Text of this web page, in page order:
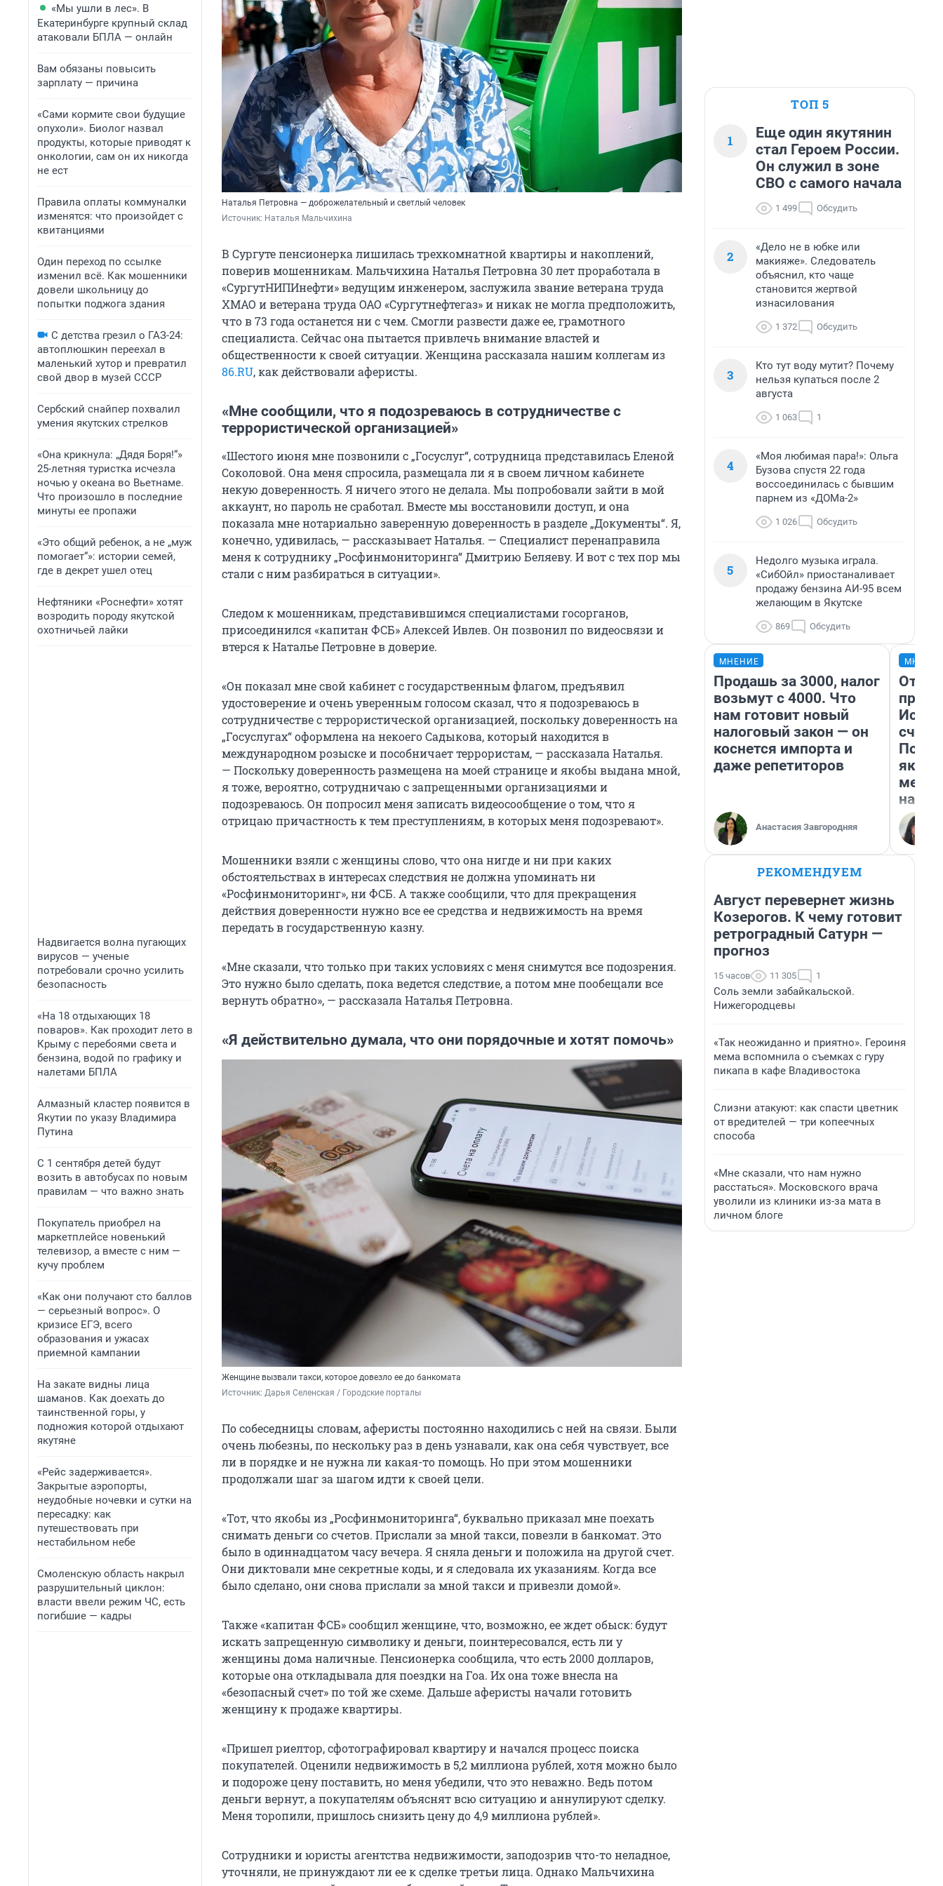
«Мы ушли в лес». В
Екатеринбурге крупный склад
атаковали БПЛА — онлайн
Вам обязаны повысить
зарплату — причина
«Сами кормите свои будущие
опухоли». Биолог назвал
продукты, которые приводят к
онкологии, сам он их никогда
не ест
Правила оплаты коммуналки
изменятся: что произойдет с
квитанциями
Один переход по ссылке
изменил всё. Как мошенники
довели школьницу до
попытки поджога здания
С детства грезил о ГАЗ-24:
автоплюшкин переехал в
маленький хутор и превратил
свой двор в музей СССР
Сербский снайпер похвалил
умения якутских стрелков
«Она крикнула: „Дядя Боря!“»
25-летняя туристка исчезла
ночью у океана во Вьетнаме.
Что произошло в последние
минуты ее пропажи
«Это общий ребенок, а не „муж
помогает“»: истории семей,
где в декрет ушел отец
Нефтяники «Роснефти» хотят
возродить породу якутской
охотничьей лайки
Надвигается волна пугающих
вирусов — ученые
потребовали срочно усилить
безопасность
«На 18 отдыхающих 18
поваров». Как проходит лето в
Крыму с перебоями света и
бензина, водой по графику и
налетами БПЛА
Алмазный кластер появится в
Якутии по указу Владимира
Путина
С 1 сентября детей будут
возить в автобусах по новым
правилам — что важно знать
Покупатель приобрел на
маркетплейсе новенький
телевизор, а вместе с ним —
кучу проблем
«Как они получают сто баллов
— серьезный вопрос». О
кризисе ЕГЭ, всего
образования и ужасах
приемной кампании
На закате видны лица
шаманов. Как доехать до
таинственной горы, у
подножия которой отдыхают
якутяне
«Рейс задерживается».
Закрытые аэропорты,
неудобные ночевки и сутки на
пересадку: как
путешествовать при
нестабильном небе
Смоленскую область накрыл
разрушительный циклон:
власти ввели режим ЧС, есть
погибшие — кадры
Наталья Петровна — доброжелательный и светлый человек
Источник: Наталья Мальчихина
В Сургуте пенсионерка лишилась трехкомнатной квартиры и накоплений,
поверив мошенникам. Мальчихина Наталья Петровна 30 лет проработала в
«СургутНИПИнефти» ведущим инженером, заслужила звание ветерана труда
ХМАО и ветерана труда ОАО «Сургутнефтегаз» и никак не могла предположить,
что в 73 года останется ни с чем. Смогли развести даже ее, грамотного
специалиста. Сейчас она пытается привлечь внимание властей и
общественности к своей ситуации. Женщина рассказала нашим коллегам из
86.RU, как действовали аферисты.
«Мне сообщили, что я подозреваюсь в сотрудничестве с
террористической организацией»
«Шестого июня мне позвонили с „Госуслуг“, сотрудница представилась Еленой
Соколовой. Она меня спросила, размещала ли я в своем личном кабинете
некую доверенность. Я ничего этого не делала. Мы попробовали зайти в мой
аккаунт, но пароль не сработал. Вместе мы восстановили доступ, и она
показала мне нотариально заверенную доверенность в разделе „Документы“. Я,
конечно, удивилась, — рассказывает Наталья. — Специалист перенаправила
меня к сотруднику „Росфинмониторинга“ Дмитрию Беляеву. И вот с тех пор мы
стали с ним разбираться в ситуации».
Следом к мошенникам, представившимся специалистами госорганов,
присоединился «капитан ФСБ» Алексей Ивлев. Он позвонил по видеосвязи и
втерся к Наталье Петровне в доверие.
«Он показал мне свой кабинет с государственным флагом, предъявил
удостоверение и очень уверенным голосом сказал, что я подозреваюсь в
сотрудничестве с террористической организацией, поскольку доверенность на
„Госуслугах“ оформлена на некоего Садыкова, который находится в
международном розыске и пособничает террористам, — рассказала Наталья.
— Поскольку доверенность размещена на моей странице и якобы выдана мной,
я тоже, вероятно, сотрудничаю с запрещенными организациями и
подозреваюсь. Он попросил меня записать видеосообщение о том, что я
отрицаю причастность к тем преступлениям, в которых меня подозревают».
Мошенники взяли с женщины слово, что она нигде и ни при каких
обстоятельствах в интересах следствия не должна упоминать ни
«Росфинмониторинг», ни ФСБ. А также сообщили, что для прекращения
действия доверенности нужно все ее средства и недвижимость на время
передать в государственную казну.
«Мне сказали, что только при таких условиях с меня снимутся все подозрения.
Это нужно было сделать, пока ведется следствие, а потом мне пообещали все
вернуть обратно», — рассказала Наталья Петровна.
«Я действительно думала, что они порядочные и хотят помочь»
Женщине вызвали такси, которое довезло ее до банкомата
Источник: Дарья Селенская / Городские порталы
По собеседницы словам, аферисты постоянно находились с ней на связи. Были
очень любезны, по нескольку раз в день узнавали, как она себя чувствует, все
ли в порядке и не нужна ли какая-то помощь. Но при этом мошенники
продолжали шаг за шагом идти к своей цели.
«Тот, что якобы из „Росфинмониторинга“, буквально приказал мне поехать
снимать деньги со счетов. Прислали за мной такси, повезли в банкомат. Это
было в одиннадцатом часу вечера. Я сняла деньги и положила на другой счет.
Они диктовали мне секретные коды, и я следовала их указаниям. Когда все
было сделано, они снова прислали за мной такси и привезли домой».
Также «капитан ФСБ» сообщил женщине, что, возможно, ее ждет обыск: будут
искать запрещенную символику и деньги, поинтересовался, есть ли у
женщины дома наличные. Пенсионерка сообщила, что есть 2000 долларов,
которые она откладывала для поездки на Гоа. Их она тоже внесла на
«безопасный счет» по той же схеме. Дальше аферисты начали готовить
женщину к продаже квартиры.
«Пришел риелтор, сфотографировал квартиру и начался процесс поиска
покупателей. Оценили недвижимость в 5,2 миллиона рублей, хотя можно было
и подороже цену поставить, но меня убедили, что это неважно. Ведь потом
деньги вернут, а покупателям объяснят всю ситуацию и аннулируют сделку.
Меня торопили, пришлось снизить цену до 4,9 миллиона рублей».
Сотрудники и юристы агентства недвижимости, заподозрив что-то неладное,
уточняли, не принуждают ли ее к сделке третьи лица. Однако Мальчихина
ТОП 5
1
Еще один якутянин
стал Героем России.
Он служил в зоне
СВО с самого начала
1 499 Обсудить
2
«Дело не в юбке или
макияже». Следователь
объяснил, кто чаще
становится жертвой
изнасилования
1 372 Обсудить
3
Кто тут воду мутит? Почему
нельзя купаться после 2
августа
1 063 1
4
«Моя любимая пара!»: Ольга
Бузова спустя 22 года
воссоединилась с бывшим
парнем из «ДОМа-2»
1 026 Обсудить
5
Недолго музыка играла.
«СибОйл» приостаналивает
продажу бензина АИ-95 всем
желающим в Якутске
869 Обсудить
МНЕНИЕ
Продашь за 3000, налог
возьмут с 4000. Что
нам готовит новый
налоговый закон — он
коснется импорта и
даже репетиторов
Анастасия Завгородняя
метр
РЕКОМЕНДУЕМ
Август перевернет жизнь
Козерогов. К чему готовит
ретроградный Сатурн —
прогноз
15 часов 11 305 1
Соль земли забайкальской.
Нижегородцевы
«Так неожиданно и приятно». Героиня
мема вспомнила о съемках с гуру
пикапа в кафе Владивостока
Слизни атакуют: как спасти цветник
от вредителей — три копеечных
способа
«Мне сказали, что нам нужно
расстаться». Московского врача
уволили из клиники из-за мата в
личном блоге